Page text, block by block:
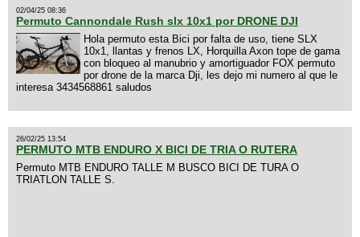
02/04/25 08:36
Permuto Cannondale Rush slx 10x1 por DRONE DJI
Hola permuto esta Bici por falta de uso, tiene SLX
10x1, llantas y frenos LX, Horquilla Axon tope de gama
con bloqueo al manubrio y amortiguador FOX permuto
por drone de la marca Dji, les dejo mi numero al que le
interesa 3434568861 saludos
26/02/25 13:54
PERMUTO MTB ENDURO X BICI DE TRIA O RUTERA
Permuto MTB ENDURO TALLE M BUSCO BICI DE TURA O
TRIATLON TALLE S.